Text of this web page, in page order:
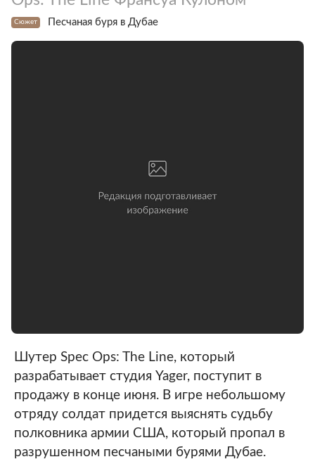
Сюжет Песчаная буря в Дубае
Шутер Spec Ops: The Line, который
разрабатывает студия Yager, поступит в
продажу в конце июня. В игре небольшому
отряду солдат придется выяснять судьбу
полковника армии США, который пропал в
разрушенном песчаными бурями Дубае.